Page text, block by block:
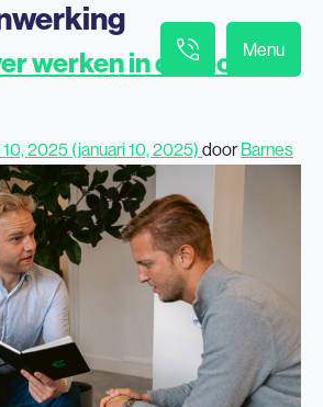
Menu
werken in de tech-
10, 2025 (januari 10, 2025) door Barnes